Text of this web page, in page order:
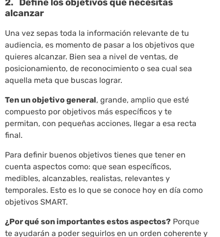
2. Define los objetivos que necesitas
alcanzar
Una vez sepas toda la información relevante de tu
audiencia, es momento de pasar a los objetivos que
quieres alcanzar. Bien sea a nivel de ventas, de
posicionamiento, de reconocimiento o sea cual sea
aquella meta que buscas lograr.
Ten un objetivo general, grande, amplio que esté
compuesto por objetivos más específicos y te
permitan, con pequeñas acciones, llegar a esa recta
final.
Para definir buenos objetivos tienes que tener en
cuenta aspectos como: que sean específicos,
medibles, alcanzables, realistas, relevantes y
temporales. Esto es lo que se conoce hoy en día como
objetivos SMART.
¿Por qué son importantes estos aspectos? Porque
te ayudarán a poder seguirlos en un orden coherente y